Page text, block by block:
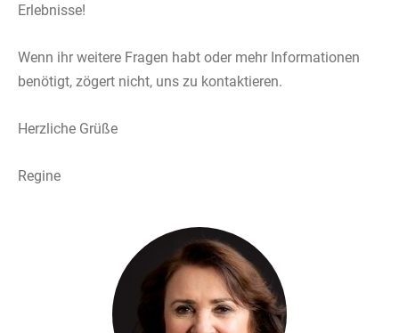
Erlebnisse!
Wenn ihr weitere Fragen habt oder mehr Informationen
benötigt, zögert nicht, uns zu kontaktieren.
Herzliche Grüße
Regine